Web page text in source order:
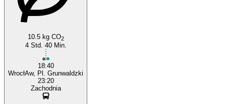
10.5 kg CO2
4 Std. 40 Min.
18:40
WrocłAw, Pl. Grunwaldzki
23:20
Zachodnia